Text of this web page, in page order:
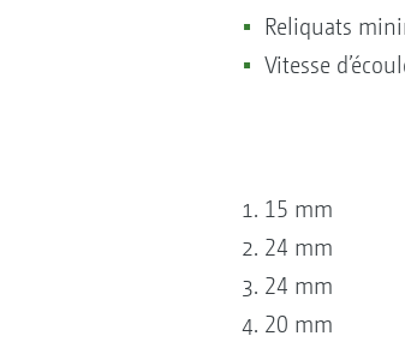
Reliquats
Vitesse
15 mm
24 mm
24 mm
20 mm